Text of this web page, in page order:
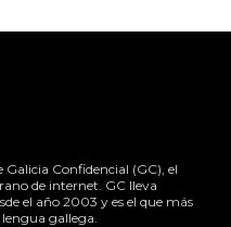
Galicia Confidencial (GC), el
de internet. GC lleva
el año 2003 y es el que más
gallega.